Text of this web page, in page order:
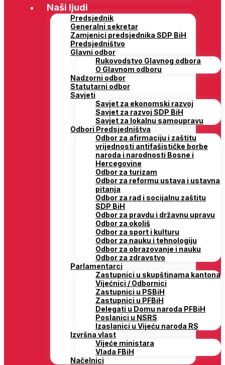
Naši ljudi
Predsjednik
Generalni sekretar
Zamjenici predsjednika SDP BiH
Predsjedništvo
Glavni odbor
Rukovodstvo Glavnog odbora
O Glavnom odboru
Nadzorni odbor
Statutarni odbor
Savjeti
Savjet za ekonomski razvoj
Savjet za razvoj SDP BiH
Savjet za lokalnu samoupravu
Odbori Predsjedništva
Odbor za afirmaciju i zaštitu
vrijednosti antifašističke borbe
naroda i narodnosti Bosne i
Hercegovine
Odbor za turizam
Odbor za reformu ustava i ustavna
pitanja
Odbor za rad i socijalnu zaštitu
SDP BiH
Odbor za pravdu i državnu upravu
Odbor za okoliš
Odbor za sport i kulturu
Odbor za nauku i tehnologiju
Odbor za obrazovanje i nauku
Odbor za zdravstvo
Parlamentarci
Zastupnici u skupštinama kantona
Vijećnici / Odbornici
Zastupnici u PSBiH
Zastupnici u PFBiH
Delegati u Domu naroda PFBiH
Poslanici u NSRS
Izaslanici u Vijeću naroda RS
Izvršna vlast
Vijeće ministara
Vlada FBiH
Načelnici